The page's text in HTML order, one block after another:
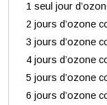
1 seul jour
2 jours d’ozone
3 jours d’ozone
4 jours d’ozone
5 jours d’ozone
6 jours d’ozone